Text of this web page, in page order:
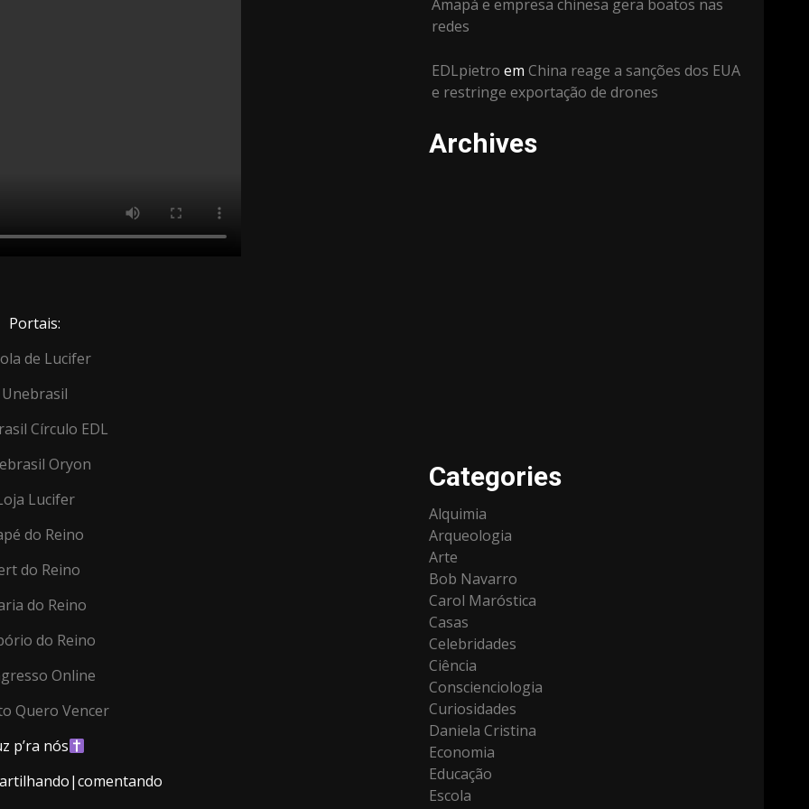
Portais:
de Lucifer
Unebrasil
Círculo EDL
Oryon
Lucifer
do Reino
do Reino
do Reino
do Reino
Online
Quero Vencer
p’ra nós
Amapá e empresa chinesa gera boatos nas
redes
EDLpietro emChina reage a sanções dos EUA
e restringe exportação de drones
Archives
Categories
Alquimia
Arqueologia
Arte
Bob Navarro
Carol Maróstica
Casas
Celebridades
Ciência
Conscienciologia
Curiosidades
Daniela Cristina
Economia
Educação
Escola